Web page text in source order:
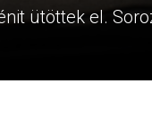
ütöttek el.